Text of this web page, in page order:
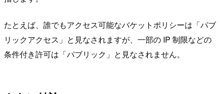
たとえば、誰でもアクセス可能なバケットポリシーは「パブ
リックアクセス」と見なされますが、一部の IP 制限などの
条件付き許可は「パブリック」と見なされません。